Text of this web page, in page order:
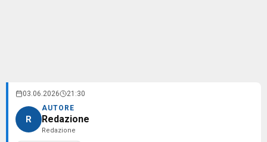
03.06.2026 21:30
R
AUTORE
Redazione
Redazione